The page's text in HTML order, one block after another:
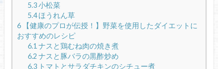
5.3小松菜
5.4ほうれん草
6【健康のプロが伝授！】野菜を使用したダイエットに
おすすめのレシピ
6.1 ナスと鶏むね肉の焼き煮
6.2 ナスと豚バラの黒酢炒め
6.3トマトとサラダチキンのシチュー煮